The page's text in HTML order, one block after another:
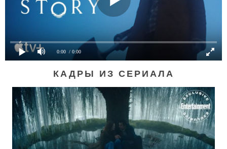
0:00 / 0:00
КАДРЫ ИЗ СЕРИАЛА